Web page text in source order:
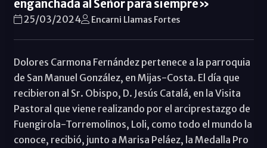
enganchada al Señor para siempre»
25/03/2024 Encarni Llamas Fortes
Dolores Carmona Fernández pertenece a la parroquia
de San Manuel González, en Mijas-Costa. El día que
recibieron al Sr. Obispo, D. Jesús Catalá, en la Visita
Pastoral que viene realizando por el arciprestazgo de
Fuengirola-Torremolinos, Loli, como todo el mundo la
conoce, recibió, junto a Marisa Peláez, la Medalla Pro